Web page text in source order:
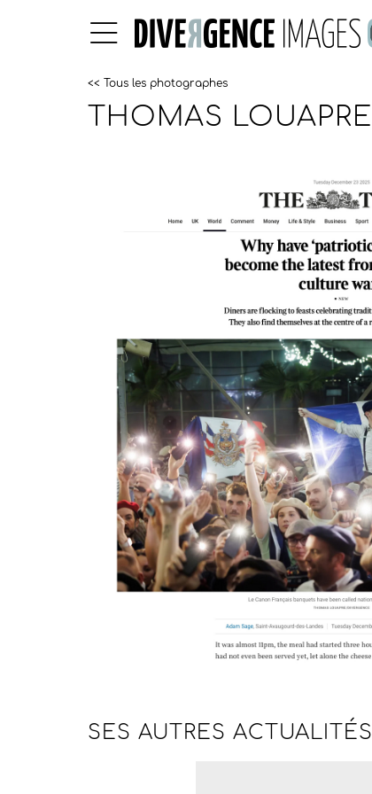
<< Tous les photographes
THOMAS LOUAPRE
SES AUTRESACTUALITÉS